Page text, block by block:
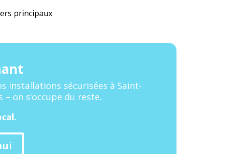
principaux
installations sécurisées à Saint-
on s’occupe du reste.